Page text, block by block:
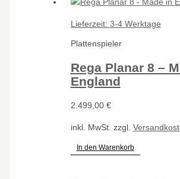
Lieferzeit: 3-4 Werktage
Plattenspieler
Rega Planar 8 –
England
2.499,00 €
inkl. MwSt. zzgl.
In den Warenkorb